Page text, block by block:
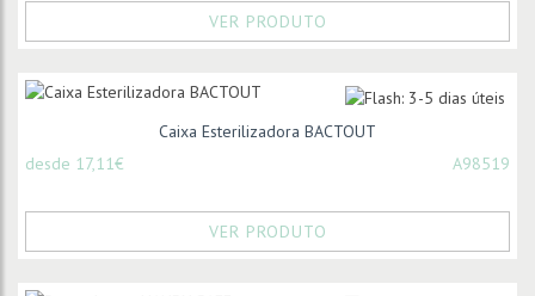
VER PRODUTO
Caixa Esterilizadora BACTOUT
desde 17,11€
A98519
VER PRODUTO